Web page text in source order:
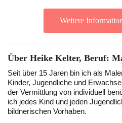
Weitere
Über Heike Kelter, Beruf:
Seit über 15 Jaren bin ich als
Kinder, Jugendliche und
der Vermittlung von individuell
ich jedes Kind und jeden
bildnerischen Vorhaben.